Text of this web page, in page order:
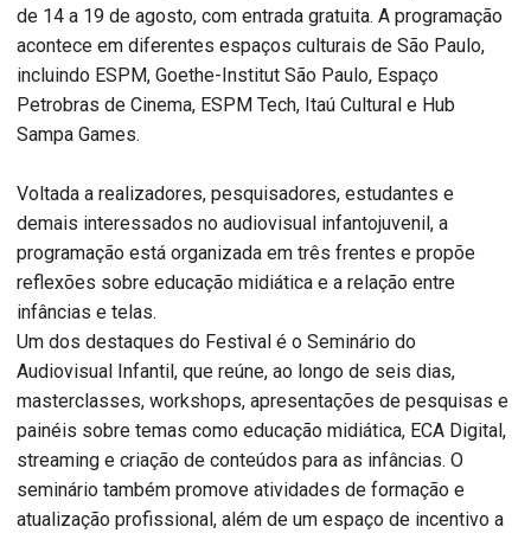
de 14 a 19 de agosto, com entrada gratuita. A programação
acontece em diferentes espaços culturais de São Paulo,
incluindo ESPM, Goethe-Institut São Paulo, Espaço
Petrobras de Cinema, ESPM Tech, Itaú Cultural e Hub
Sampa Games.
Voltada a realizadores, pesquisadores, estudantes e
demais interessados no audiovisual infantojuvenil, a
programação está organizada em três frentes e propõe
reflexões sobre educação midiática e a relação entre
infâncias e telas.
Um dos destaques do Festival é o Seminário do
Audiovisual Infantil, que reúne, ao longo de seis dias,
masterclasses, workshops, apresentações de pesquisas e
painéis sobre temas como educação midiática, ECA Digital,
streaming e criação de conteúdos para as infâncias. O
seminário também promove atividades de formação e
atualização profissional, além de um espaço de incentivo a